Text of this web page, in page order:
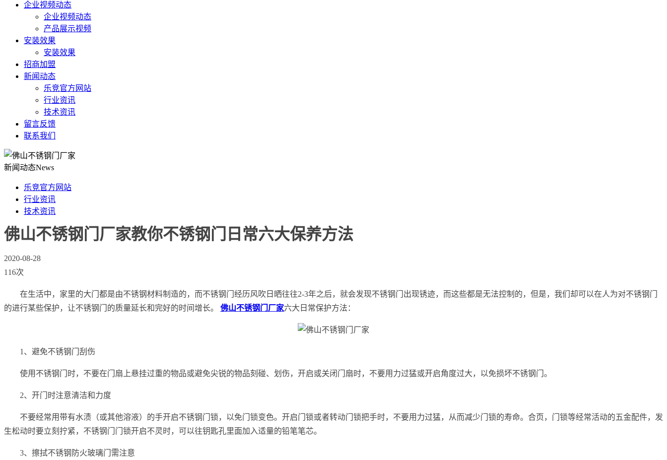
企业视频动态
企业视频动态
产品展示视频
安装效果
安装效果
招商加盟
新闻动态
乐竞官方网站
行业资讯
技术资讯
留言反馈
联系我们
新闻动态News
乐竞官方网站
行业资讯
技术资讯
佛山不锈钢门厂家教你不锈钢门日常六大保养方法
2020-08-28
116次
在生活中，家里的大门都是由不锈钢材料制造的，而不锈钢门经历风吹日晒往往2-3年之后，就会发现不锈钢门出现锈迹，而这些都是无法控制的，但是，我们却可以在人为对不锈钢门
的进行某些保护，让不锈钢门的质量延长和完好的时间增长。 佛山不锈钢门厂家六大日常保护方法：
1、避免不锈钢门刮伤
使用不锈钢门时，不要在门扇上悬挂过重的物品或避免尖锐的物品刻碰、划伤，开启或关闭门扇时，不要用力过猛或开启角度过大，以免损坏不锈钢门。
2、开门时注意清洁和力度
不要经常用带有水渍（或其他溶液）的手开启不锈钢门锁，以免门锁变色。开启门锁或者转动门锁把手时，不要用力过猛，从而减少门锁的寿命。合页，门锁等经常活动的五金配件，发
生松动时要立刻拧紧，不锈钢门门锁开启不灵时，可以往钥匙孔里面加入适量的铅笔笔芯。
3、擦拭不锈钢防火玻璃门需注意